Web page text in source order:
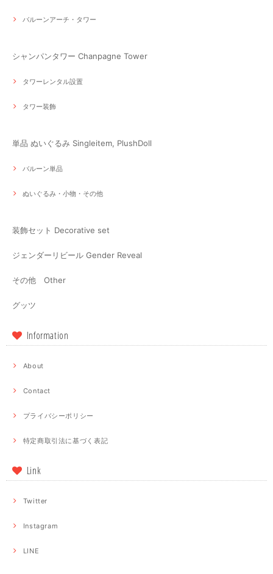
バルーンアーチ・タワー
シャンパンタワー Chanpagne Tower
タワーレンタル設置
タワー装飾
単品 ぬいぐるみ Singleitem, PlushDoll
バルーン単品
ぬいぐるみ・小物・その他
装飾セット Decorative set
ジェンダーリビール Gender Reveal
その他 Other
グッツ
Information
About
Contact
プライバシーポリシー
特定商取引法に基づく表記
Link
Twitter
Instagram
LINE